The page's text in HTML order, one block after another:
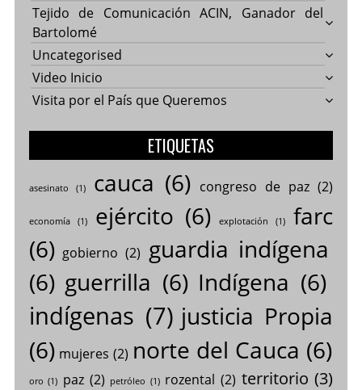
Tejido de Comunicación ACIN, Ganador del
Bartolomé
Uncategorised
Video Inicio
Visita por el País que Queremos
ETIQUETAS
asesinato (1) cauca (6) congreso de paz(2)
economía(1) ejército (6) explotación (1)
farc
(6) gobierno (2) guardia indígena
(6) guerrilla (6) Indígena (6)
indígenas (7) justicia Propia
(6) mujeres (2) norte del Cauca (6)
oro (1) paz (2) petróleo (1) rozental (2) territorio (3)